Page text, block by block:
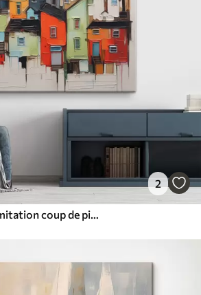
2
Maisons abstraites imitation coup de pinceau